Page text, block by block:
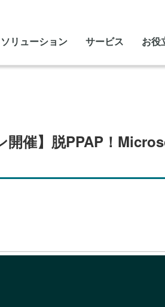
ソリューション サービス お役
開催】脱PPAP！